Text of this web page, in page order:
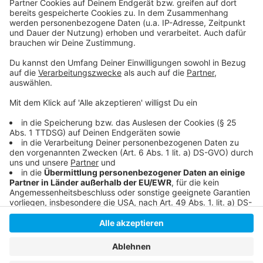
persönlicher Wochenrückblick - so privat wie noch nie,
so lustig wie immer.
Anzeige